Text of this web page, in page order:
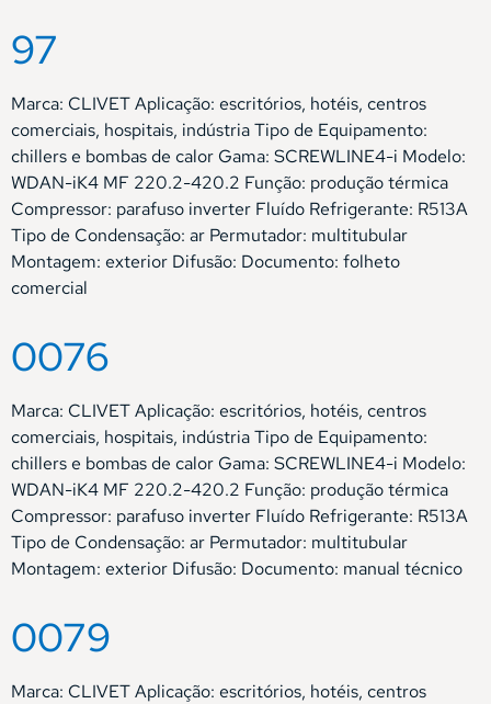
97
Marca: CLIVET Aplicação: escritórios, hotéis, centros
comerciais, hospitais, indústria Tipo de Equipamento:
chillers e bombas de calor Gama: SCREWLINE4-i Modelo:
WDAN-iK4 MF 220.2-420.2 Função: produção térmica
Compressor: parafuso inverter Fluído Refrigerante: R513A
Tipo de Condensação: ar Permutador: multitubular
Montagem: exterior Difusão: Documento: folheto
comercial
0076
Marca: CLIVET Aplicação: escritórios, hotéis, centros
comerciais, hospitais, indústria Tipo de Equipamento:
chillers e bombas de calor Gama: SCREWLINE4-i Modelo:
WDAN-iK4 MF 220.2-420.2 Função: produção térmica
Compressor: parafuso inverter Fluído Refrigerante: R513A
Tipo de Condensação: ar Permutador: multitubular
Montagem: exterior Difusão: Documento: manual técnico
0079
Marca: CLIVET Aplicação: escritórios, hotéis, centros